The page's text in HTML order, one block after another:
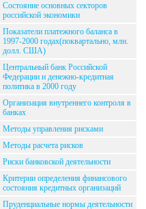
Состояние основных секторов
российской экономики
Показатели платежного баланса в
1997-2000 годах(поквартально, млн.
долл. США)
Центральный банк Российской
Федерации и денежно-кредитная
политика в 2000 году
Организация внутреннего контроля в
банках
Методы управления рисками
Методы расчета рисков
Риски банковской деятельности
Критерии определения финансового
состояния кредитных организаций
Пруденциальные нормы деятельности